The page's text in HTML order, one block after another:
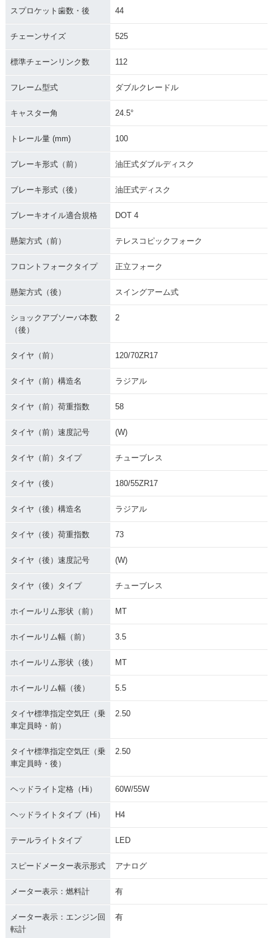
スプロケット歯数・後 44
チェーンサイズ 525
標準チェーンリンク数 112
フレーム型式 ダブルクレードル
キャスター角 24.5°
トレール量 (mm) 100
ブレーキ形式（前） 油圧式ダブルディスク
ブレーキ形式（後） 油圧式ディスク
ブレーキオイル適合規格 DOT 4
懸架方式（前） テレスコピックフォーク
フロントフォークタイプ 正立フォーク
懸架方式（後） スイングアーム式
ショックアブソーバ本数
（後）
2
タイヤ（前） 120/70ZR17
タイヤ（前）構造名 ラジアル
タイヤ（前）荷重指数 58
タイヤ（前）速度記号 (W)
タイヤ（前）タイプ チューブレス
タイヤ（後） 180/55ZR17
タイヤ（後）構造名 ラジアル
タイヤ（後）荷重指数 73
タイヤ（後）速度記号 (W)
タイヤ（後）タイプ チューブレス
ホイールリム形状（前） MT
ホイールリム幅（前） 3.5
ホイールリム形状（後） MT
ホイールリム幅（後） 5.5
タイヤ標準指定空気圧（乗
車定員時・前）
2.50
タイヤ標準指定空気圧（乗
車定員時・後）
2.50
ヘッドライト定格（Hi） 60W/55W
ヘッドライトタイプ（Hi） H4
テールライトタイプ LED
スピードメーター表示形式 アナログ
メーター表示：燃料計 有
メーター表示：エンジン回
転計
有